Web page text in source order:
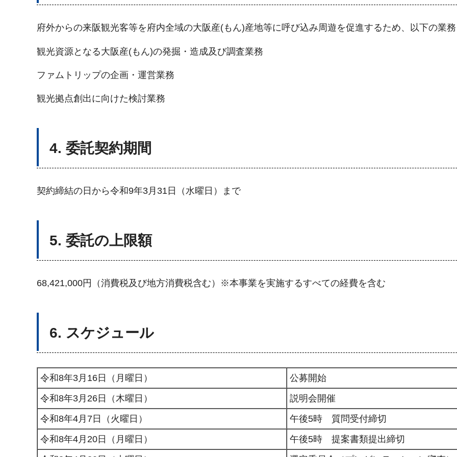
府外からの来阪観光客等を府内全域の大阪産(もん)産地等に呼び込み周遊を促進するため、以下の業務
観光資源となる大阪産(もん)の発掘・造成及び調査業務
ファムトリップの企画・運営業務
観光拠点創出に向けた検討業務
4. 委託契約期間
契約締結の日から令和9年3月31日（水曜日）まで
5. 委託の上限額
68,421,000円（消費税及び地方消費税含む）※本事業を実施するすべての経費を含む
6. スケジュール
令和8年3月16日（月曜日）
公募開始
令和8年3月26日（木曜日）
説明会開催
令和8年4月7日（火曜日）
午後5時 質問受付締切
令和8年4月20日（月曜日）
午後5時 提案書類提出締切